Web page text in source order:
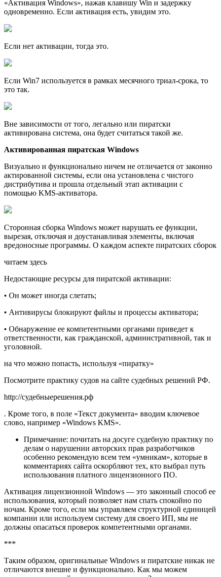
«Активация Windows», нажав клавишу Win и задержку
одновременно. Если активация есть, увидим это.
Если нет активации, тогда это.
Если Win7 используется в рамках месячного триал-срока, то
это так.
Вне зависимости от того, легально или пиратски
активирована система, она будет считаться такой же.
Активированная пиратская Windows
Визуально и функционально ничем не отличается от законно
актированной системы, если она установлена с чистого
дистрибутива и прошла отдельный этап активации с
помощью KMS-активатора.
Сторонная сборка Windows может нарушать ее функции,
вырезая, отключая и доустанавливая элементы, включая
вредоносные программы. О каждом аспекте пиратских сборок
читаем здесь
Недостающие ресурсы для пиратской активации:
• Он может иногда слетать;
• Антивирусы блокируют файлы и процессы активатора;
• Обнаружение ее компетентными органами приведет к
ответственности, как гражданской, административной, так и
уголовной.
на что можно попасть, используя «пиратку»
Посмотрите практику судов на сайте судебных решений РФ.
http://судебныерешения.рф
. Кроме того, в поле «Текст документа» вводим ключевое
слово, например «Windows KMS».
Примечание: почитать на досуге судебную практику по
делам о нарушении авторских прав разработчиков
особенно рекомендую всем тем «умникам», которые в
комментариях сайта оскорбляют тех, кто выбрал путь
использования платного лицензионного ПО.
Активация лицензионной Windows — это законный способ ее
использования, который позволяет нам спать спокойно по
ночам. Кроме того, если мы управляем структурной единицей
компании или используем систему для своего ИП, мы не
должны опасаться проверок компетентными органами.
***
Таким образом, оригинальные Windows и пиратские никак не
отличаются внешне и функционально. Как мы можем